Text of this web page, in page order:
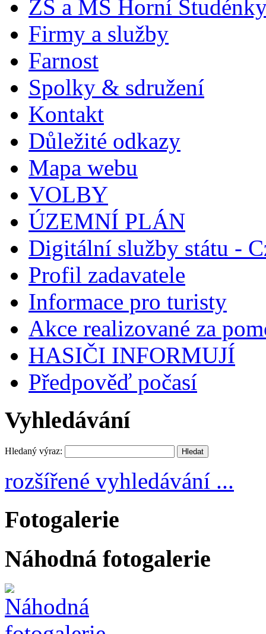
ZŠ a MŠ Horní
Firmy a služby
Farnost
Spolky & sdružení
Kontakt
Důležité odkazy
Mapa webu
VOLBY
ÚZEMNÍ PLÁN
Digitální služby státu -
Profil zadavatele
Informace pro turisty
Akce realizované za
HASIČI INFORMUJÍ
Předpověď počasí
Vyhledávání
Hledaný výraz:
rozšířené vyhledávání ...
Fotogalerie
Náhodná fotogalerie